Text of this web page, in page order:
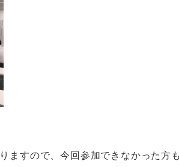
ますので、今回参加できなかった方